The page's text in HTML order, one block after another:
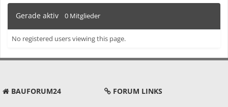
Gerade aktiv 0 Mitglieder
No registered users viewing this page.
BAUFORUM24 FORUM LINKS